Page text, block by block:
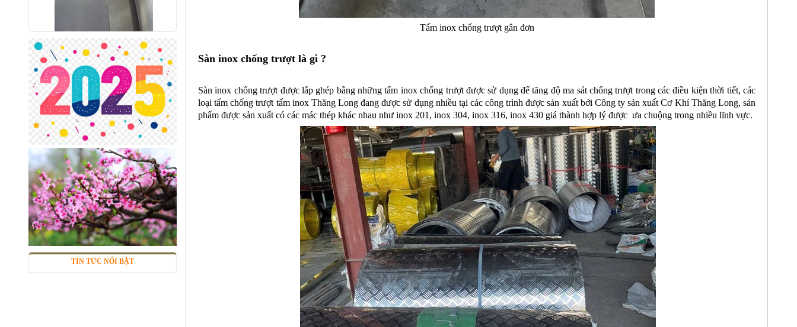
Lưới lọc inox 304
Mã SP: LL304
Call
Lưới inox đan ô 7x7mm 304 TLG
Thăng Long khổ 1m
Mã SP: TLG030360-304
285.000 đ
TIN TỨC NỔI BẬT
Tấm inox chống trượt gân đơn
Sàn inox chống trượt là gì ?
Sàn inox chống trượt được lắp ghép bằng nhữngtấm inox chống trượtđược sử dụng để tăng độ ma sát chống trượt trong các điều kiện thời tiết, các
loại tấm chống trượt tấm inox Thăng Long đang được sử dụng nhiều tại các công trình được sản xuất bởi Công ty sản xuất Cơ Khí Thăng Long, sản
phẩm được sản xuất có các mác thép khác nhau như inox 201, inox 304, inox 316, inox 430 giá thành hợp lý được ưa chuộng trong nhiều lĩnh vực.